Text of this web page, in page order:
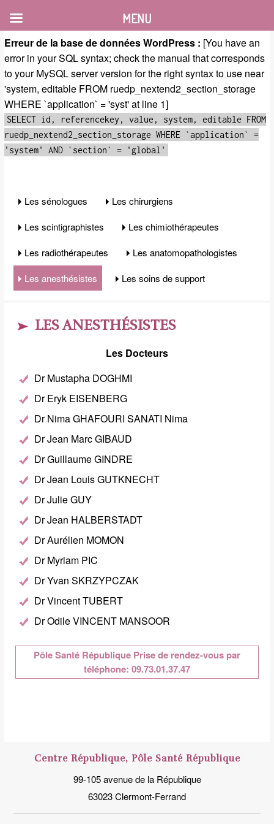
Erreur de la base de données WordPress : [You have an
error in your SQL syntax; check the manual that corresponds
to your MySQL server version for the right syntax to use near
'system, editable FROM ruedp_nextend2_section_storage
WHERE `application` = 'syst' at line 1]
SELECT id, referencekey, value, system, editable FROM
ruedp_nextend2_section_storage WHERE `application` =
'system' AND `section` = 'global'
Les sénologues
Les chirurgiens
Les scintigraphistes
Les chimiothérapeutes
Les radiothérapeutes
Les anatomopathologistes
Les anesthésistes
Les soins de support
LES ANESTHÉSISTES
Les Docteurs
Dr Mustapha DOGHMI
Dr Eryk EISENBERG
Dr Nima GHAFOURI SANATI Nima
Dr Jean Marc GIBAUD
Dr Guillaume GINDRE
Dr Jean Louis GUTKNECHT
Dr Julie GUY
Dr Jean HALBERSTADT
Dr Aurélien MOMON
Dr Myriam PIC
Dr Yvan SKRZYPCZAK
Dr Vincent TUBERT
Dr Odile VINCENT MANSOOR
Pôle Santé République Prise de rendez-vous par
téléphone: 09.73.01.37.47
Centre République, Pôle Santé République
99-105 avenue de la République
63023 Clermont-Ferrand
MENU